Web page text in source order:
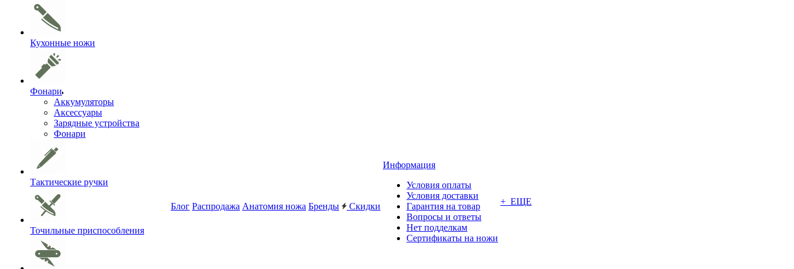
Кухонные ножи
Фонари
Аккумуляторы
Аксессуары
Зарядные устройства
Фонари
Тактические ручки
Точильные приспособления
Блог Распродажа Анатомия ножа Бренды Скидки
Информация
Условия оплаты
Условия доставки
Гарантия на товар
Вопросы и ответы
Нет подделкам
Сертификаты на ножи
+ ЕЩЕ